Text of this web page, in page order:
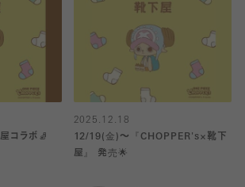
コラボ🧦
2025.12.18
12/19(金)～『CHOPPER's×靴下
屋』 発売🌟